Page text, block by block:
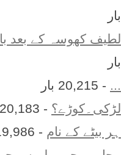
بار
لطیف کھوسہ کے بعد
بار
- 20,215 بار
لڑکی۔کوڑے؟ - 20,183 بار
ہر بيٹے کے نام - 19,986 بار